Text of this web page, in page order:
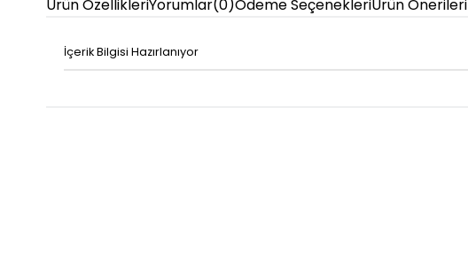
Ürün ÖzellikleriYorumlar(0)Ödeme SeçenekleriÜrün Önerileri
İçerik Bilgisi Hazırlanıyor